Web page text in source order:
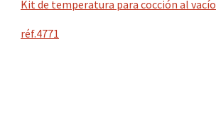
Kit de temperatura para cocción al vacío
réf.4771